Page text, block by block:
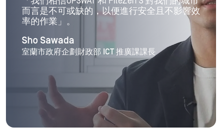
“OPSWAT與其他公司提出的消毒引擎相比，這
要好得多。
Kouji Daicho
資訊系統課資深經理、 富士市數位推廣辦公室